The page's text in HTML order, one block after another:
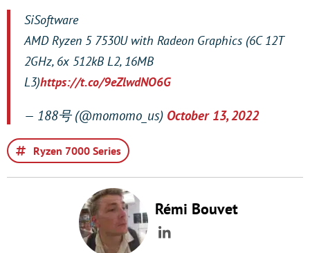
SiSoftware
AMD Ryzen 5 7530U with Radeon Graphics (6C 12T
2GHz, 6x 512kB L2, 16MB
L3)https://t.co/9eZlwdNO6G
— 188号 (@momomo_us) October 13, 2022
Ryzen 7000 Series
Rémi Bouvet
LinkedIn